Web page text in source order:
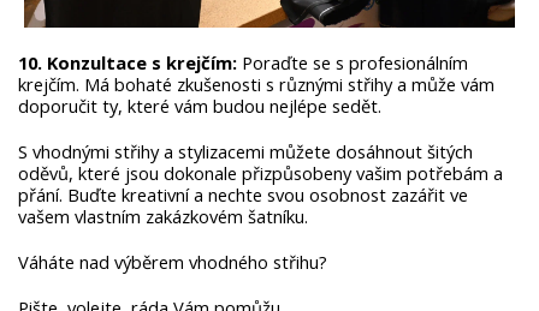
10. Konzultace s krejčím: Poraďte se s profesionálním
krejčím. Má bohaté zkušenosti s různými střihy a může vám
doporučit ty, které vám budou nejlépe sedět.
S vhodnými střihy a stylizacemi můžete dosáhnout šitých
oděvů, které jsou dokonale přizpůsobeny vašim potřebám a
přání. Buďte kreativní a nechte svou osobnost zazářit ve
vašem vlastním zakázkovém šatníku.
Váháte nad výběrem vhodného střihu?